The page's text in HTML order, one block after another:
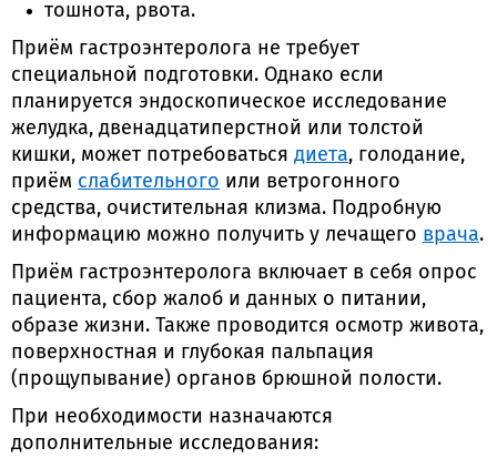
тошнота, рвота.
Приём гастроэнтеролога не требует
специальной подготовки. Однако если
планируется эндоскопическое исследование
желудка, двенадцатиперстной или толстой
кишки, может потребоваться диета, голодание,
приём слабительного или ветрогонного
средства, очистительная клизма. Подробную
информацию можно получить у лечащего врача.
Приём гастроэнтеролога включает в себя опрос
пациента, сбор жалоб и данных о питании,
образе жизни. Также проводится осмотр живота,
поверхностная и глубокая пальпация
(прощупывание) органов брюшной полости.
При необходимости назначаются
дополнительные исследования: